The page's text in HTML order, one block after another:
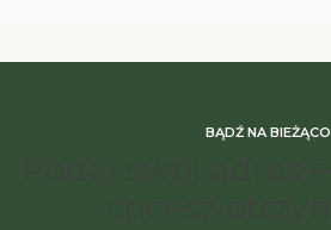
BĄDŹ NA BIEŻĄCO